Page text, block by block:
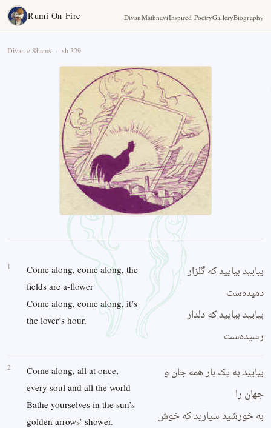
Rumi On Fire DivanMathnaviInspired PoetryGalleryBiography
Divan-e Shams · sh 329
1
Come along, come along, the
fields are a-flower
Come along, come along, it’s
the lover’s hour.
بیایید بیایید که گلزار
دمیده‌ست
بیایید بیایید که دلدار
رسیده‌ست
2
Come along, all at once,
every soul and all the world
Bathe yourselves in the sun’s
golden arrows’ shower.
بیایید به یک بار همه جان و
جهان را
به خورشید سپارید که خوش